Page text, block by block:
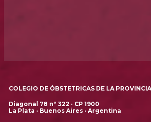
COLEGIO DE ÓBSTETRICAS DE LA
Diagonal 78 nº 322 · CP 1900
La Plata · Buenos Aires · Argentina